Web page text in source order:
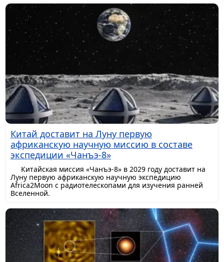
Китай доставит на Луну первую
африканскую научную миссию в составе
экспедиции «Чанъэ-8»
Китайская миссия «Чанъэ-8» в 2029 году доставит на
Луну первую африканскую научную экспедицию
Africa2Moon с радиотелескопами для изучения ранней
Вселенной.